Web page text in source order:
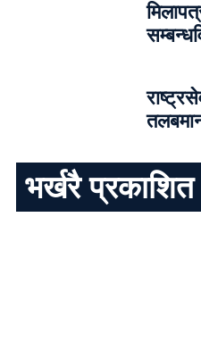
भर्खरै प्रकाशित